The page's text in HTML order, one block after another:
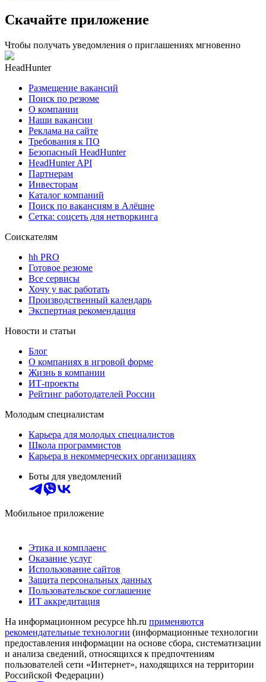
Скачайте приложение
Чтобы получать уведомления о приглашениях мгновенно
HeadHunter
Размещение вакансий
Поиск по резюме
О компании
Наши вакансии
Реклама на сайте
Требования к ПО
Безопасный HeadHunter
HeadHunter API
Партнерам
Инвесторам
Каталог компаний
Поиск по вакансиям в Алёшне
Сетка: соцсеть для нетворкинга
Соискателям
hh PRO
Готовое резюме
Все сервисы
Хочу у вас работать
Производственный календарь
Экспертная рекомендация
Новости и статьи
Блог
О компаниях в игровой форме
Жизнь в компании
ИТ-проекты
Рейтинг работодателей России
Молодым специалистам
Карьера для молодых специалистов
Школа программистов
Карьера в некоммерческих организациях
Боты для уведомлений
Мобильное приложение
Этика и комплаенс
Оказание услуг
Использование сайтов
Защита персональных данных
Пользовательское соглашение
ИТ аккредитация
На информационном ресурсе hh.ru применяются
рекомендательные технологии (информационные технологии
предоставления информации на основе сбора, систематизации
и анализа сведений, относящихся к предпочтениям
пользователей сети «Интернет», находящихся на территории
Российской Федерации)